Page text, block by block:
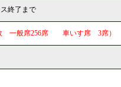
終了まで
数 一般席256席 車いす席 3席）